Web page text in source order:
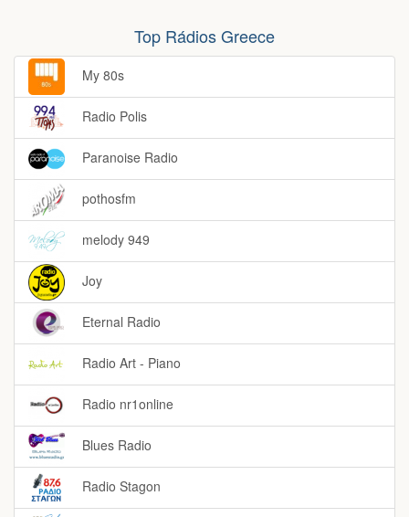
Top Rádios Greece
My 80s
Radio Polis
Paranoise Radio
pothosfm
melody 949
Joy
Eternal Radio
Radio Art - Piano
Radio nr1online
Blues Radio
Radio Stagon